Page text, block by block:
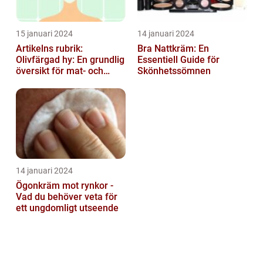
15 januari 2024
Artikelns rubrik:
Olivfärgad hy: En grundlig
översikt för mat- och
14 januari 2024
Bra Nattkräm: En
Essentiell Guide för
Skönhetssömnen
14 januari 2024
Ögonkräm mot rynkor -
Vad du behöver veta för
ett ungdomligt utseende